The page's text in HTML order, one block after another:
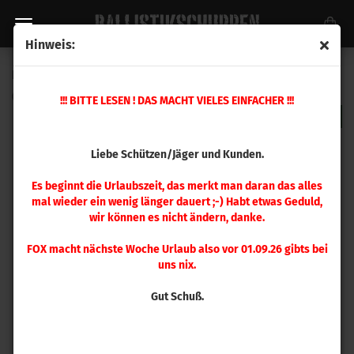
Hinweis:
!!! BITTE LESEN ! DAS MACHT VIELES EINFACHER !!!
Liebe Schützen/Jäger und Kunden.
Es beginnt die Urlaubszeit, das merkt man daran das alles
mal wieder ein wenig länger dauert ;-) Habt etwas Geduld,
wir können es nicht ändern, danke.
FOX macht nächste Woche Urlaub also vor 01.09.26 gibts bei
uns nix.
Gut Schuß.
9480)